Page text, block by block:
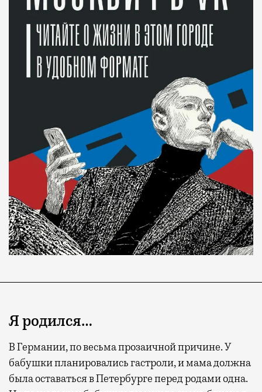
Я родился…
В Германии, по весьма прозаичной причине. У
бабушки планировались гастроли, и мама должна
была оставаться в Петербурге перед родами одна.